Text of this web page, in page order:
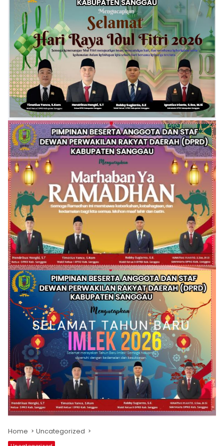
Home Uncategorized